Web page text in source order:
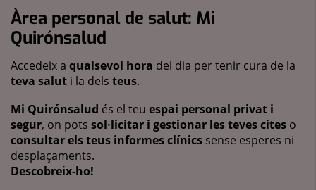
Àrea personal de salut: Mi
Quirónsalud
Accedeix a qualsevol hora del dia per tenir cura de la
teva salut i la dels teus.
Mi Quirónsalud és el teu espai personal privat i
segur, on pots sol·licitar i gestionar les teves cites o
consultar els teus informes clínics sense esperes ni
desplaçaments.
Descobreix-ho!